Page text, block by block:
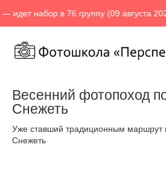
в 76 группу (09 августа 2026 г.)
Весенний фотопоход
Снежеть
Уже ставший традиционным маршрут
Снежеть